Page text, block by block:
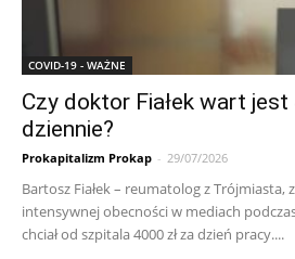
COVID-19 - WAŻNE
Czy doktor Fiałek wart jest
dziennie?
Prokapitalizm Prokap - 29/07/2026
Bartosz Fiałek – reumatolog z Trójmiasta,
intensywnej obecności w mediach
chciał od szpitala 4000 zł za dzień pracy....